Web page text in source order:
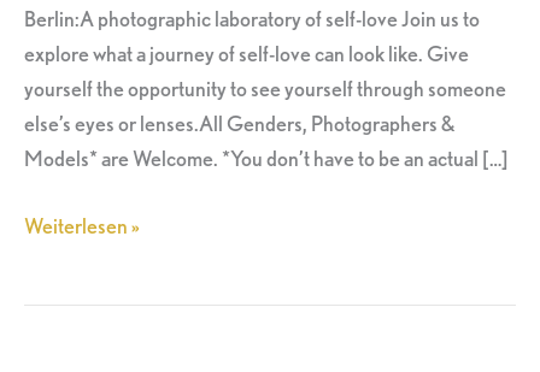
Berlin:A photographic laboratory of self-love Join us to
explore what a journey of self-love can look like. Give
yourself the opportunity to see yourself through someone
else’s eyes or lenses.All Genders, Photographers &
Models* are Welcome. *You don’t have to be an actual […]
HURT
ME
Weiterlesen »